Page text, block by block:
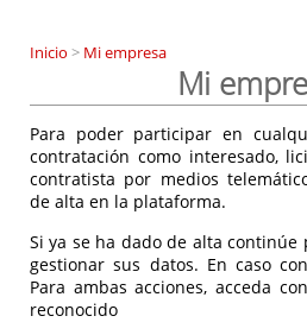
Inicio > Mi empresa
Mi
Para poder participar en
contratación como interesado,
contratista por medios
de alta en la plataforma.
Si ya se ha dado de alta
gestionar sus datos. En caso
Para ambas acciones, acceda
reconocido